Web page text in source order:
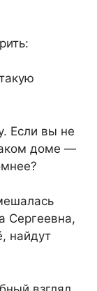
Если вы не
доме —
Сергеевна,
найдут